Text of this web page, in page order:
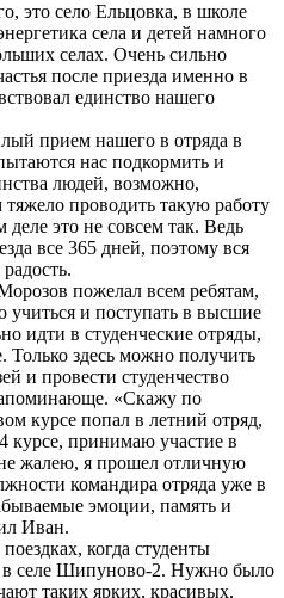
это село Ельцовка, в школе
села и детей намного
селах. Очень сильно
после приезда именно в
единство нашего
прием нашего в отряда в
нас подкормить и
людей, возможно,
проводить такую работу
деле это не совсем так. Ведь
все 365 дней, поэтому вся
пожелал всем ребятам,
и поступать в высшие
идти в студенческие отряды,
Только здесь можно получить
и провести студенчество
«Скажу по
курсе попал в летний отряд,
курсе, принимаю участие в
жалею, я прошел отличную
командира отряда уже в
эмоции, память и
Иван.
когда студенты
в селе Шипуново-2. Нужно было
таких ярких, красивых,